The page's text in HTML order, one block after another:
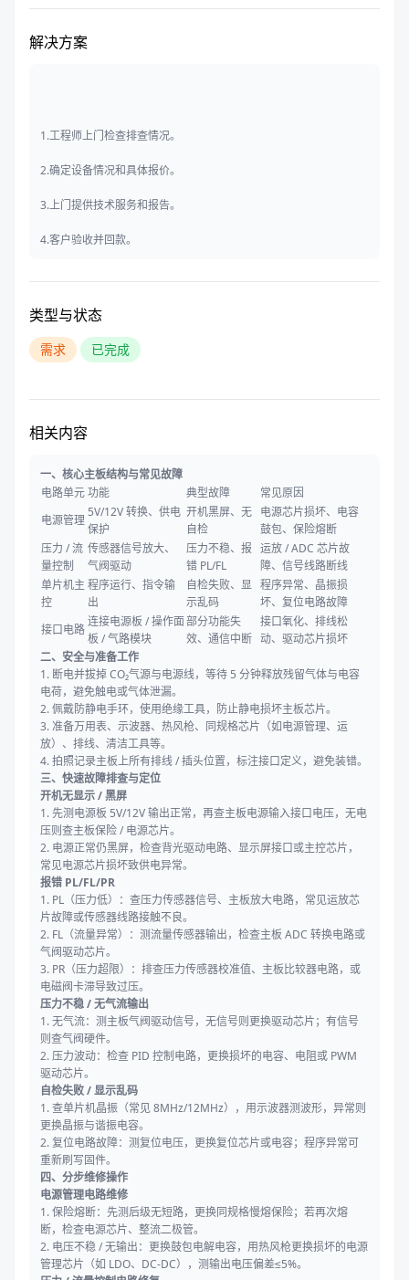
解决方案
1.工程师上门检查排查情况。
2.确定设备情况和具体报价。
3.上门提供技术服务和报告。
4.客户验收并回款。
类型与状态
需求 已完成
相关内容
一、核心主板结构与常见故障
电路单元功能 典型故障
常见原因
电源管理
5V/12V 转换、供电
保护
开机黑屏、无
自检
电源芯片损坏、电容
鼓包、保险熔断
压力 / 流
量控制
传感器信号放大、
气阀驱动
压力不稳、报
错 PL/FL
运放 / ADC 芯片故
障、信号线路断线
单片机主
控
程序运行、指令输
出
自检失败、显
示乱码
程序异常、晶振损
坏、复位电路故障
接口电路
连接电源板 / 操作面
板 / 气路模块
部分功能失
效、通信中断
接口氧化、排线松
动、驱动芯片损坏
二、安全与准备工作
1. 断电并拔掉 CO₂气源与电源线，等待 5 分钟释放残留气体与电容
电荷，避免触电或气体泄漏。
2. 佩戴防静电手环，使用绝缘工具，防止静电损坏主板芯片。
3. 准备万用表、示波器、热风枪、同规格芯片（如电源管理、运
放）、排线、清洁工具等。
4. 拍照记录主板上所有排线 / 插头位置，标注接口定义，避免装错。
三、快速故障排查与定位
开机无显示 / 黑屏
1. 先测电源板 5V/12V 输出正常，再查主板电源输入接口电压，无电
压则查主板保险 / 电源芯片。
2. 电源正常仍黑屏，检查背光驱动电路、显示屏接口或主控芯片，
常见电源芯片损坏致供电异常。
报错 PL/FL/PR
1. PL（压力低）：查压力传感器信号、主板放大电路，常见运放芯
片故障或传感器线路接触不良。
2. FL（流量异常）：测流量传感器输出，检查主板 ADC 转换电路或
气阀驱动芯片。
3. PR（压力超限）：排查压力传感器校准值、主板比较器电路，或
电磁阀卡滞导致过压。
压力不稳 / 无气流输出
1. 无气流：测主板气阀驱动信号，无信号则更换驱动芯片；有信号
则查气阀硬件。
2. 压力波动：检查 PID 控制电路，更换损坏的电容、电阻或 PWM
驱动芯片。
自检失败 / 显示乱码
1. 查单片机晶振（常见 8MHz/12MHz），用示波器测波形，异常则
更换晶振与谐振电容。
2. 复位电路故障：测复位电压，更换复位芯片或电容；程序异常可
重新刷写固件。
四、分步维修操作
电源管理电路维修
1. 保险熔断：先测后级无短路，更换同规格慢熔保险；若再次熔
断，检查电源芯片、整流二极管。
2. 电压不稳 / 无输出：更换鼓包电解电容，用热风枪更换损坏的电源
管理芯片（如 LDO、DC-DC），测输出电压偏差≤5%。